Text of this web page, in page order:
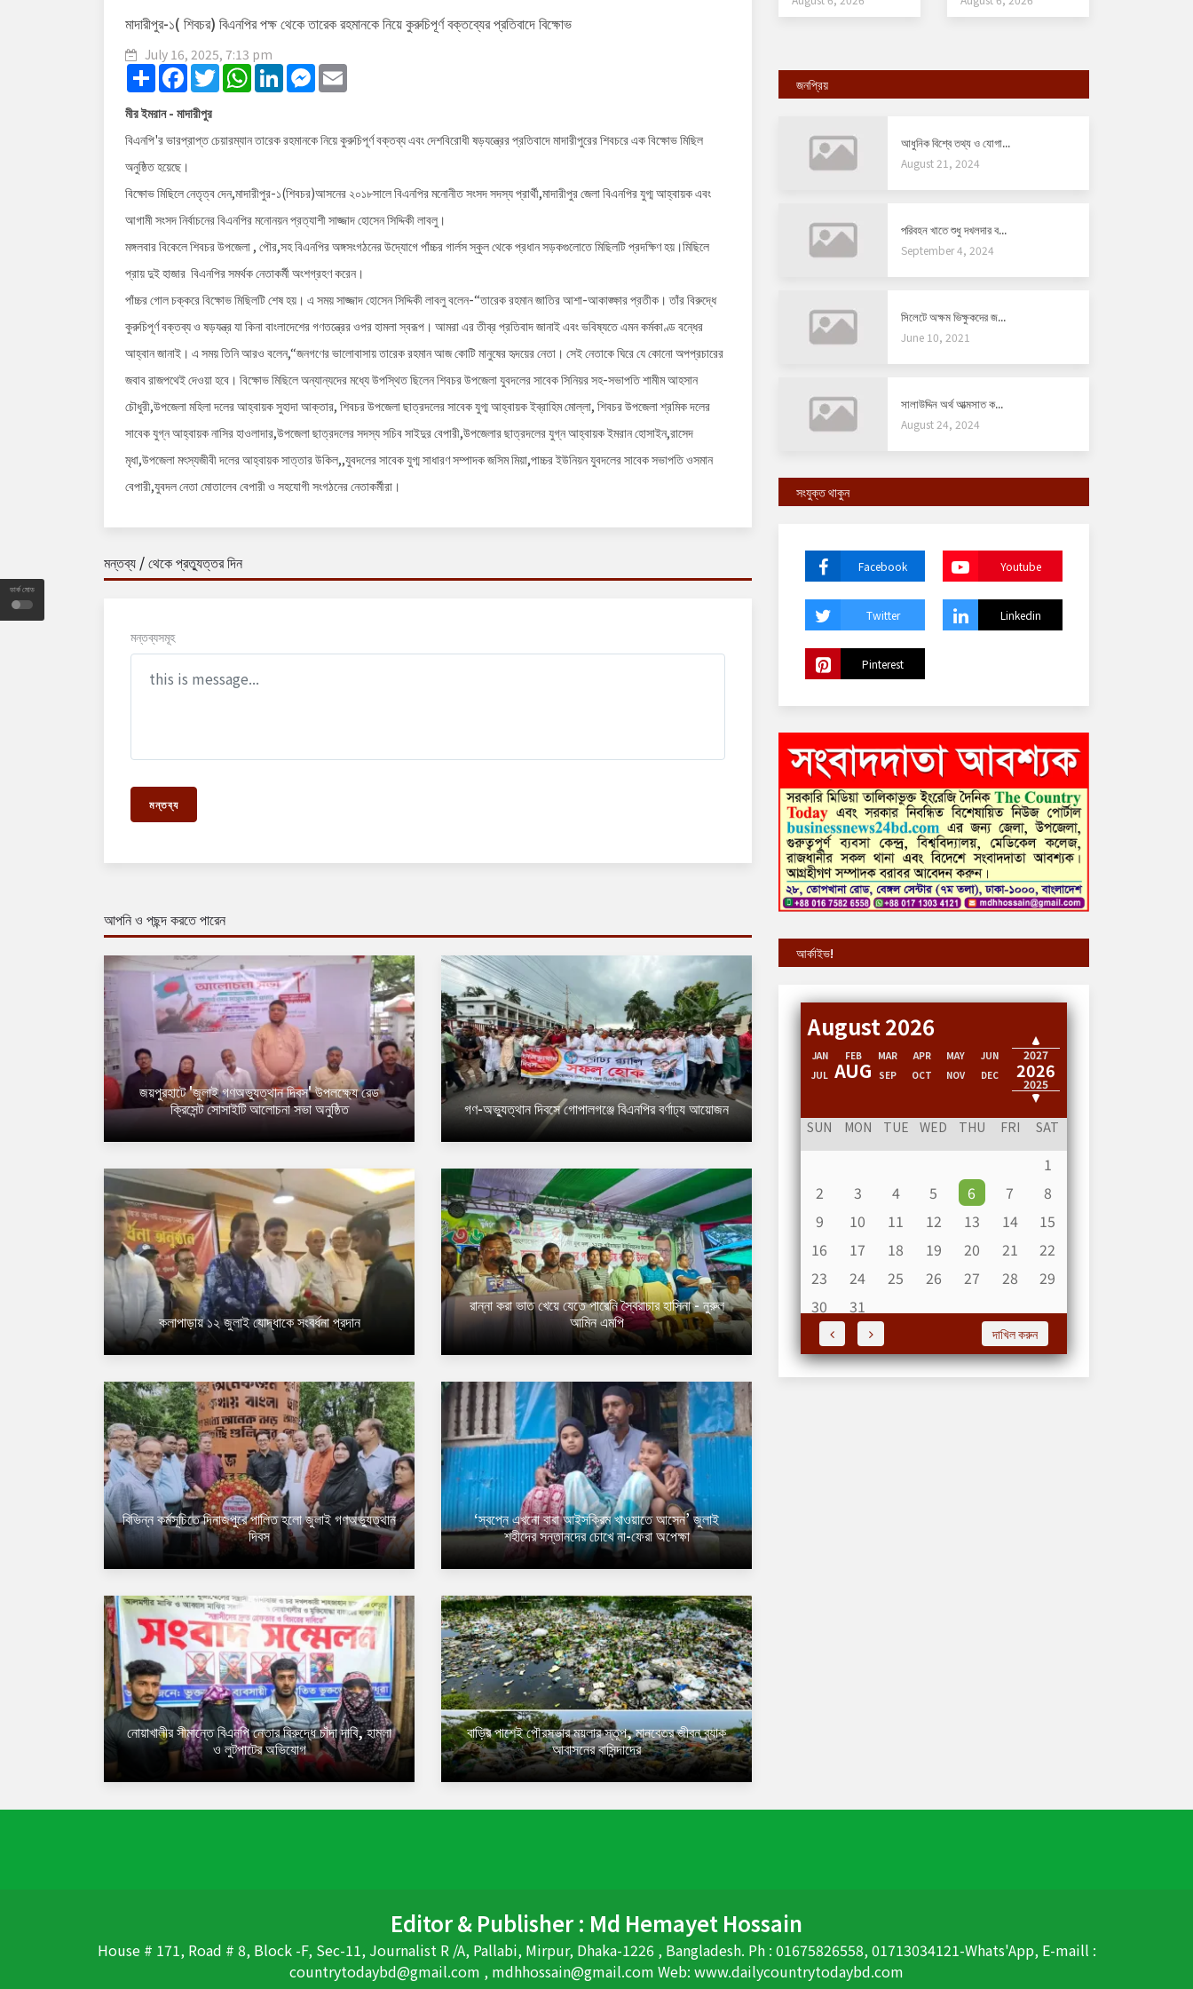
ডার্ক মোড
মাদারীপুর-১( শিবচর) বিএনপির পক্ষ থেকে তারেক রহমানকে নিয়ে কুরুচিপূর্ণ বক্তব্যের প্রতিবাদে বিক্ষোভ
July 16, 2025, 7:13 pm
Share FacebookTwitterWhatsAppLinkedInMessenger
মীর ইমরান - মাদারীপুর
বিএনপি'র ভারপ্রাপ্ত চেয়ারম্যান তারেক রহমানকে নিয়ে কুরুচিপূর্ণ বক্তব্য এবং দেশবিরোধী ষড়যন্ত্রের প্রতিবাদে মাদারীপুরের শিবচরে এক বিক্ষোভ মিছিল
অনুষ্ঠিত হয়েছে।
বিক্ষোভ মিছিলে নেতৃত্ব দেন,মাদারীপুর-১(শিবচর)আসনের ২০১৮সালে বিএনপির মনোনীত সংসদ সদস্য প্রার্থী,মাদারীপুর জেলা বিএনপির যুগ্ম আহ্বায়ক এবং
আগামী সংসদ নির্বাচনের বিএনপির মনোনয়ন প্রত্যাশী সাজ্জাদ হোসেন সিদ্দিকী লাবলু।
মঙ্গলবার বিকেলে শিবচর উপজেলা , পৌর,সহ বিএনপির অঙ্গসংগঠনের উদ্যোগে পাঁচ্চর গার্লস স্কুল থেকে প্রধান সড়কগুলোতে মিছিলটি প্রদক্ষিণ হয়।মিছিলে
প্রায় দুই হাজার বিএনপির সমর্থক নেতাকর্মী অংশগ্রহণ করেন।
পাঁচ্চর গোল চক্করে বিক্ষোভ মিছিলটি শেষ হয়। এ সময় সাজ্জাদ হোসেন সিদ্দিকী লাবলু বলেন-“তারেক রহমান জাতির আশা-আকাঙ্ক্ষার প্রতীক। তাঁর বিরুদ্ধে
কুরুচিপূর্ণ বক্তব্য ও ষড়যন্ত্র যা কিনা বাংলাদেশের গণতন্ত্রের ওপর হামলা স্বরূপ। আমরা এর তীব্র প্রতিবাদ জানাই এবং ভবিষ্যতে এমন কর্মকাণ্ড বন্ধের
আহ্বান জানাই। এ সময় তিনি আরও বলেন,“জনগণের ভালোবাসায় তারেক রহমান আজ কোটি মানুষের হৃদয়ের নেতা। সেই নেতাকে ঘিরে যে কোনো অপপ্রচারের
জবাব রাজপথেই দেওয়া হবে। বিক্ষোভ মিছিলে অন্যান্যদের মধ্যে উপস্থিত ছিলেন শিবচর উপজেলা যুবদলের সাবেক সিনিয়র সহ-সভাপতি শামীম আহসান
চৌধুরী,উপজেলা মহিলা দলের আহ্বায়ক সুহাদা আক্তার, শিবচর উপজেলা ছাত্রদলের সাবেক যুগ্ম আহ্বায়ক ইব্রাহিম মোল্লা, শিবচর উপজেলা শ্রমিক দলের
সাবেক যুগ্ন আহ্বায়ক নাসির হাওলাদার,উপজেলা ছাত্রদলের সদস্য সচিব সাইদুর বেপারী,উপজেলার ছাত্রদলের যুগ্ন আহ্বায়ক ইমরান হোসাইন,রাসেদ
মৃধা,উপজেলা মৎস্যজীবী দলের আহ্বায়ক সাত্তার উকিল,,যুবদলের সাবেক যুগ্ম সাধারণ সম্পাদক জসিম মিয়া,পাচ্চর ইউনিয়ন যুবদলের সাবেক সভাপতি ওসমান
বেপারী,যুবদল নেতা মোতালেব বেপারী ও সহযোগী সংগঠনের নেতাকর্মীরা।
মন্তব্য / থেকে প্রত্যুত্তর দিন
মন্তব্যসমূহ
মন্তব্য
আপনি ও পছন্দ করতে পারেন
জয়পুরহাটে 'জুলাই গণঅভ্যুত্থান দিবস' উপলক্ষ্যে রেড
ক্রিসেন্ট সোসাইটি আলোচনা সভা অনুষ্ঠিত গণ-অভ্যুত্থান দিবসে গোপালগঞ্জে বিএনপির বর্ণাঢ্য আয়োজন
কলাপাড়ায় ১২ জুলাই যোদ্ধাকে সংবর্ধনা প্রদান
রান্না করা ভাত খেয়ে যেতে পারেনি স্বৈরাচার হাসিনা - নুরুল
আমিন এমপি
বিভিন্ন কর্মসূচিতে দিনাজপুরে পালিত হলো জুলাই গণঅভ্যুত্থান
দিবস
‘স্বপ্নে এখনো বাবা আইসক্রিম খাওয়াতে আসেন’ জুলাই
শহীদের সন্তানদের চোখে না-ফেরা অপেক্ষা
নোয়াখালীর সীমান্তে বিএনপি নেতার বিরুদ্ধে চাঁদা দাবি, হামলা
ও লুটপাটের অভিযোগ
বাড়ির পাশেই পৌরসভার ময়লার স্তূপ, মানবেতর জীবন ব্র্যাক
আবাসনের বাসিন্দাদের
জনপ্রিয়
আধুনিক বিশ্বে তথ্য ও যোগা...
August 21, 2024
পরিবহন খাতে শুধু দখলদার ব...
September 4, 2024
সিলেটে অক্ষম ভিক্ষুকদের জ...
June 10, 2021
সালাউদ্দিন অর্থ আত্মসাত ক...
August 24, 2024
সংযুক্ত থাকুন
Facebook Youtube
Twitter Linkedin
Pinterest
আর্কাইভ!
August 2026
2028
2027
2026
2025
2024
JAN FEB MAR APR MAY
JUN
JUL AUG SEP OCT NOV DEC
SUN MON TUE WED THU FRI SAT
1
2
3 4 5 6 7
8
9
10 11 12 13 14
15
16
17 18 19 20 21
22
23
24 25 26 27 28
29
30
31
দাখিল করুন
Editor & Publisher : Md Hemayet Hossain
House # 171, Road # 8, Block -F, Sec-11, Journalist R /A, Pallabi, Mirpur, Dhaka-1226 , Bangladesh. Ph : 01675826558, 01713034121-Whats'App, E-maill :
countrytodaybd@gmail.com , mdhhossain@gmail.com Web: www.dailycountrytodaybd.com